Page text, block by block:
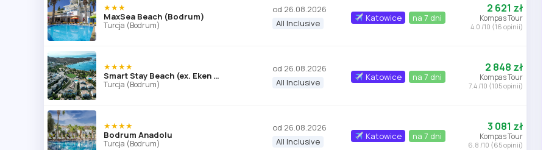
★★★
MaxSea Beach (Bodrum)
Turcja (Bodrum)
od 26.08.2026
All Inclusive
Katowice na 7 dni
2 621 zł
Kompas Tour
4.0 /10 (16 opinii)
★★★★
Smart Stay Beach (ex. Eken Resort)
Turcja (Bodrum)
od 26.08.2026
All Inclusive
Katowice na 7 dni
2 848 zł
Kompas Tour
7.4 /10 (105 opinii)
★★★★
Bodrum Anadolu
Turcja (Bodrum)
od 26.08.2026
All Inclusive
Katowice na 7 dni
3 081 zł
Kompas Tour
6.8 /10 (65 opinii)